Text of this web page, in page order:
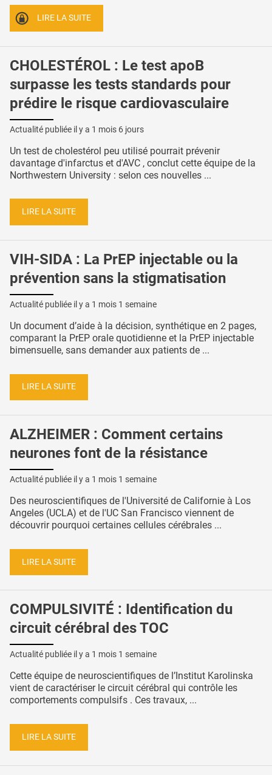
LIRE LA SUITE
CHOLESTÉROL : Le test apoB
surpasse les tests standards pour
prédire le risque cardiovasculaire
Actualité publiée il y a 1 mois 6 jours
Un test de cholestérol peu utilisé pourrait prévenir
davantage d'infarctus et d'AVC , conclut cette équipe de la
Northwestern University : selon ces nouvelles ...
LIRE LA SUITE
VIH-SIDA : La PrEP injectable ou la
prévention sans la stigmatisation
Actualité publiée il y a 1 mois 1 semaine
Un document d’aide à la décision, synthétique en 2 pages,
comparant la PrEP orale quotidienne et la PrEP injectable
bimensuelle, sans demander aux patients de ...
LIRE LA SUITE
ALZHEIMER : Comment certains
neurones font de la résistance
Actualité publiée il y a 1 mois 1 semaine
Des neuroscientifiques de l'Université de Californie à Los
Angeles (UCLA) et de l'UC San Francisco viennent de
découvrir pourquoi certaines cellules cérébrales ...
LIRE LA SUITE
COMPULSIVITÉ : Identification du
circuit cérébral des TOC
Actualité publiée il y a 1 mois 1 semaine
Cette équipe de neuroscientifiques de l’Institut Karolinska
vient de caractériser le circuit cérébral qui contrôle les
comportements compulsifs . Ces travaux, ...
LIRE LA SUITE